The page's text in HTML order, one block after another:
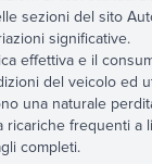
sezioni del sito
significative.
effettiva e il
del veicolo
una naturale
frequenti
completi.